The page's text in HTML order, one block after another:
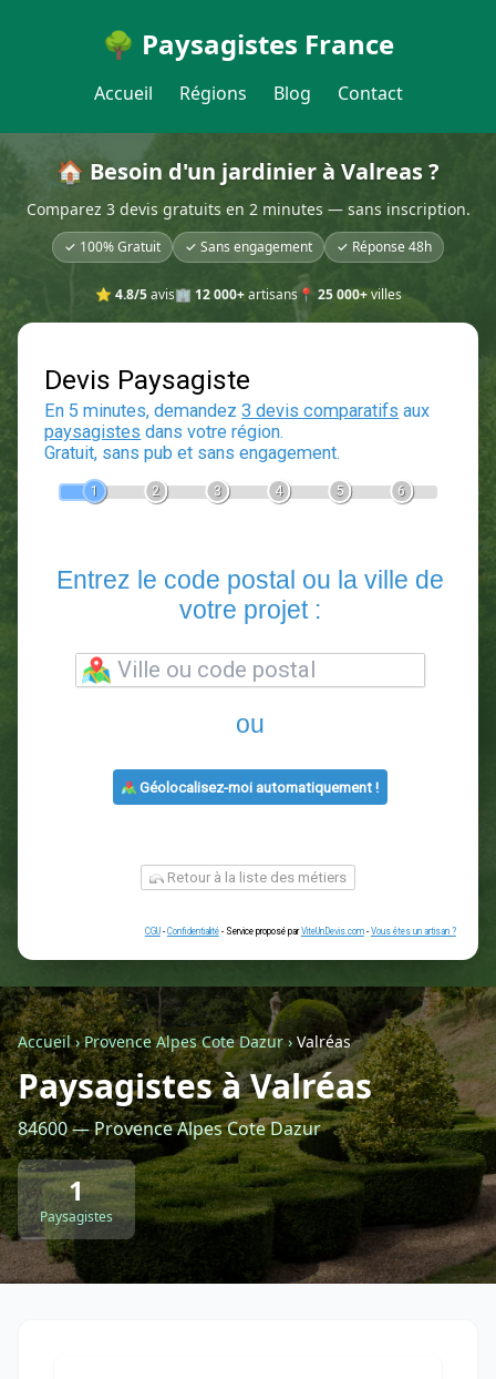
🌳 Paysagistes France
Accueil Régions Blog Contact
🏠 Besoin d'un jardinier à Valreas ?
Comparez 3 devis gratuits en 2 minutes — sans inscription.
✓ 100% Gratuit ✓ Sans engagement ✓ Réponse 48h
⭐ 4.8/5avis🏢 12 000+artisans📍 25 000+villes
Devis Paysagiste
En 5 minutes, demandez3 devis comparatifs
votre projet :
ou
Géolocalisez-moi automatiquement !
Retour à la liste des métiers
CGU-Confidentialité - Service proposé parViteUnDevis.com-Vous
Accueil›Provence Alpes Cote Dazur› Valréas
Paysagistes à Valréas
84600 — Provence Alpes Cote Dazur
1
Paysagistes